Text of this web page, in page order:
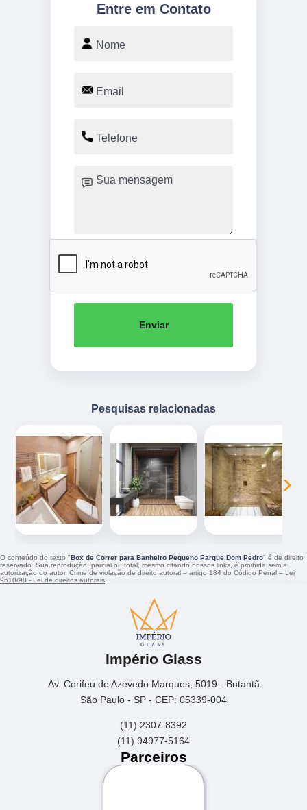
Entre em Contato
Enviar
Pesquisas relacionadas
‹ ›
O conteúdo do texto "Box de Correr para Banheiro Pequeno Parque Dom Pedro" é de direito
reservado. Sua reprodução, parcial ou total, mesmo citando nossos links, é proibida sem a
autorização do autor. Crime de violação de direito autoral – artigo 184 do Código Penal – Lei
9610/98 - Lei de direitos autorais
Império Glass
Av. Corifeu de Azevedo Marques, 5019 - Butantã
São Paulo - SP - CEP: 05339-004
(11) 2307-8392
(11) 94977-5164
Parceiros